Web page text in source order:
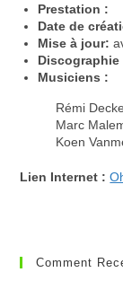
Prestation :
Date de
Mise à jour:
Discographie
Musiciens :
Rémi
Marc
Koen
Lien Internet :
Comment